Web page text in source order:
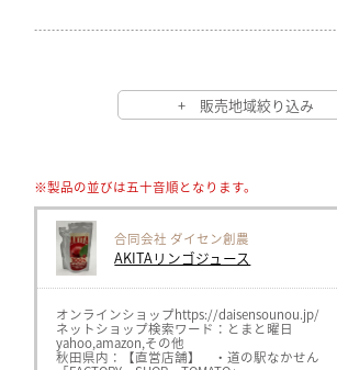
+ 販売地域絞り込み
※製品の並びは五十音順となります。
合同会社 ダイセン創農
AKITAリンゴジュース
オンラインショップhttps://daisensounou.jp/
ネットショップ検索ワード：とまと曜日
yahoo,amazon,その他
秋田県内：【直営店舗】 ・道の駅なかせん